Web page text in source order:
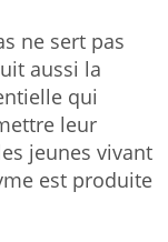
ne sert pas
aussi la
qui
leur
jeunes vivant
est produite